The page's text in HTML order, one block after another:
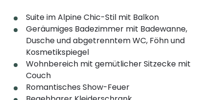
Suite im Alpine Chic-Stil mit Balkon
Geräumiges Badezimmer mit Badewanne,
Dusche und abgetrenntem WC, Föhn und
Kosmetikspiegel
Wohnbereich mit gemütlicher Sitzecke mit
Couch
Romantisches Show-Feuer